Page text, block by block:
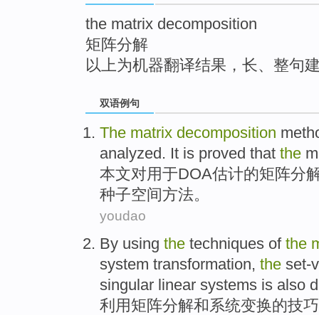
the matrix decomposition
矩阵分解
以上为机器翻译结果，长、整句
双语例句
The matrix decomposition
analyzed. It is proved that the
本文对用于DOA估计的矩阵分
种子空间方法。
youdao
By using the techniques of the
system transformation, the set-
singular linear systems is also
利用矩阵分解和系统变换的技巧